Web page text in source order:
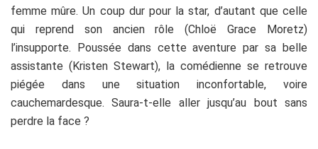
femme mûre. Un coup dur pour la star, d’autant que celle
qui reprend son ancien rôle (Chloë Grace Moretz)
l’insupporte. Poussée dans cette aventure par sa belle
assistante (Kristen Stewart), la comédienne se retrouve
piégée dans une situation inconfortable, voire
cauchemardesque. Saura-t-elle aller jusqu’au bout sans
perdre la face ?